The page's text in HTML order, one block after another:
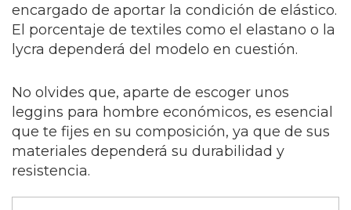
encargado de aportar la condición de elástico.
El porcentaje de textiles como el elastano o la
lycra dependerá del modelo en cuestión.
No olvides que, aparte de escoger unos
leggins para hombre económicos, es esencial
que te fijes en su composición, ya que de sus
materiales dependerá su durabilidad y
resistencia.